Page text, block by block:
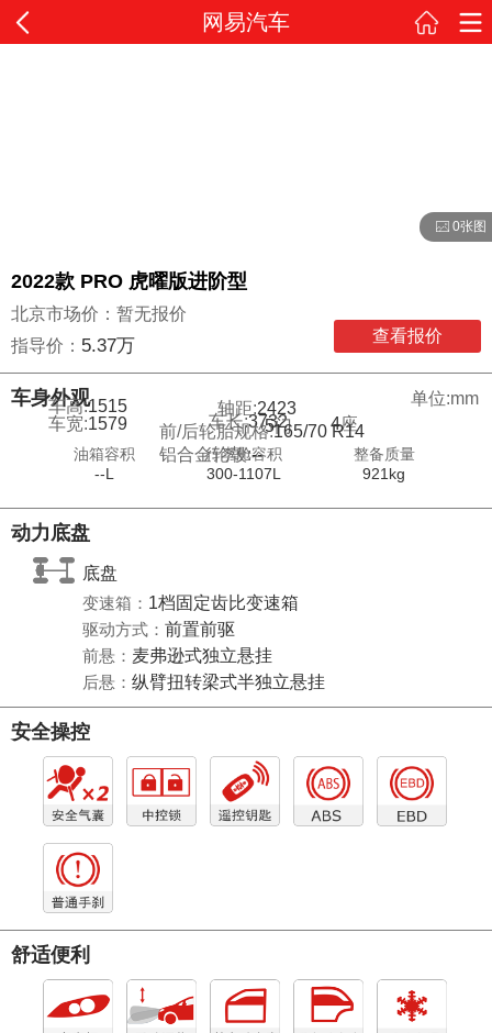
网易汽车
0张图
2022款 PRO 虎曜版进阶型
北京市场价：暂无报价
指导价： 5.37万 查看报价
车身外观
单位:mm
车长:3732
车宽:1579 4座
5门
车高:1515 轴距:2423
前/后轮胎规格:165/70 R14
铝合金轮毂:--
油箱容积
--L
行李舱容积
300-1107L
整备质量
921kg
动力底盘
底盘
变速箱： 1档固定齿比变速箱
驱动方式： 前置前驱
前悬： 麦弗逊式独立悬挂
后悬： 纵臂扭转梁式半独立悬挂
安全操控
舒适便利